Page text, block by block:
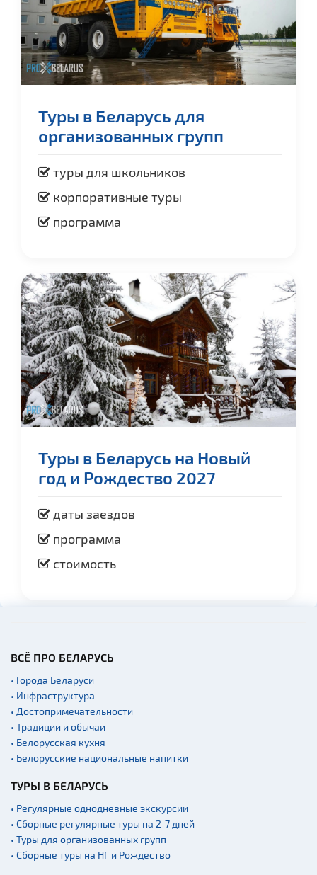
Туры в Беларусь для
организованных групп
туры для школьников
корпоративные туры
программа
Туры в Беларусь на Новый
год и Рождество 2027
даты заездов
программа
стоимость
ВСЁ ПРО БЕЛАРУСЬ
• Города Беларуси
• Инфраструктура
• Достопримечательности
• Традиции и обычаи
• Белорусская кухня
• Белорусские национальные напитки
ТУРЫ В БЕЛАРУСЬ
• Регулярные однодневные экскурсии
• Сборные регулярные туры на 2-7 дней
• Туры для организованных групп
• Сборные туры на НГ и Рождество